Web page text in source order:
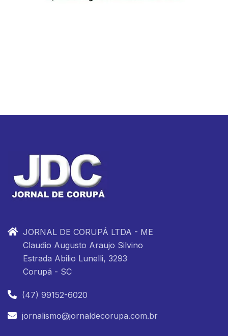
JORNAL DE CORUPÁ LTDA - ME
Claudio Augusto Araujo Silvino
Estrada Abilio Lunelli, 3293
Corupá - SC
(47) 99152-6020
jornalismo@jornaldecorupa.com.br